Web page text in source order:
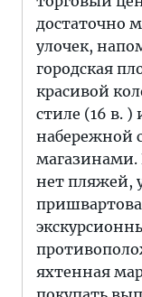
достаточно
улочек,
городская
красивой
стиле (16 в.
набережной
магазинами.
нет пляжей,
яхтенная